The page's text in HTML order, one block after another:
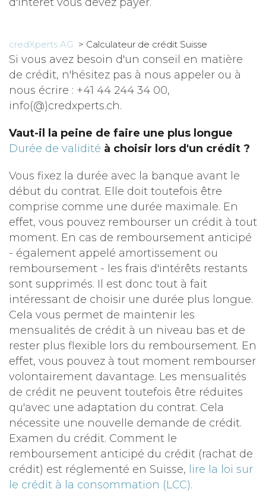
credXperts AG > Calculateur de crédit Suisse
Si vous avez besoin d'un conseil en matière
de crédit, n'hésitez pas à nous appeler ou à
nous écrire : +41 44 244 34 00,
info(@)credxperts.ch.
Vaut-il la peine de faire une plus longue
Durée de validité à choisir lors d'un crédit ?
Vous fixez la durée avec la banque avant le
début du contrat. Elle doit toutefois être
comprise comme une durée maximale. En
effet, vous pouvez rembourser un crédit à tout
moment. En cas de remboursement anticipé
- également appelé amortissement ou
remboursement - les frais d'intérêts restants
sont supprimés. Il est donc tout à fait
intéressant de choisir une durée plus longue.
Cela vous permet de maintenir les
mensualités de crédit à un niveau bas et de
rester plus flexible lors du remboursement. En
effet, vous pouvez à tout moment rembourser
volontairement davantage. Les mensualités
de crédit ne peuvent toutefois être réduites
qu'avec une adaptation du contrat. Cela
nécessite une nouvelle demande de crédit.
Examen du crédit. Comment le
remboursement anticipé du crédit (rachat de
crédit) est réglementé en Suisse, lire la loi sur
le crédit à la consommation (LCC).